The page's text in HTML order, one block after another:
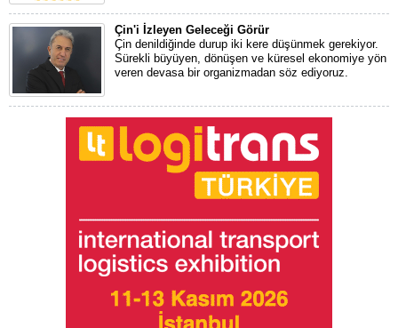
Çin'i İzleyen Geleceği Görür
Çin denildiğinde durup iki kere düşünmek gerekiyor.
Sürekli büyüyen, dönüşen ve küresel ekonomiye yön
veren devasa bir organizmadan söz ediyoruz.